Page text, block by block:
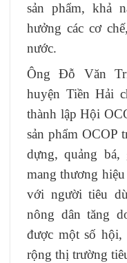
sản phẩm, khả
hưởng các cơ
nước.
Ông Đỗ Văn
huyện Tiền Hải
thành lập Hội
sản phẩm OCOP
dựng, quảng bá,
mang thương
với người tiêu
nông dân tăng
được một số
rộng thị trường